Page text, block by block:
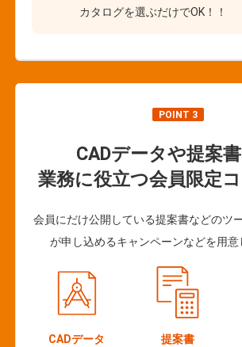
カタログを選ぶだけでOK！！
POINT 3
CADデータや提案
業務に役立つ会員限定
会員にだけ公開している提案書などのツ
が申し込めるキャンペーンなどを用意
CADデータ 提案書